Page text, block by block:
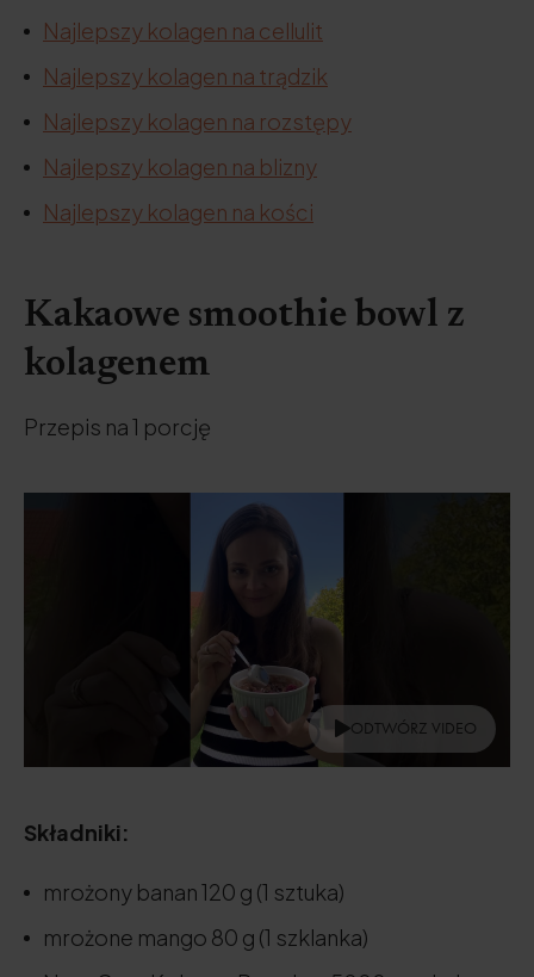
Najlepszy kolagen na cellulit
Najlepszy kolagen na trądzik
Najlepszy kolagen na rozstępy
Najlepszy kolagen na blizny
Najlepszy kolagen na kości
Kakaowe smoothie bowl z
kolagenem
Przepis na 1 porcję
ODTWÓRZ VIDEO
Składniki:
mrożony banan 120 g (1 sztuka)
mrożone mango 80 g (1 szklanka)